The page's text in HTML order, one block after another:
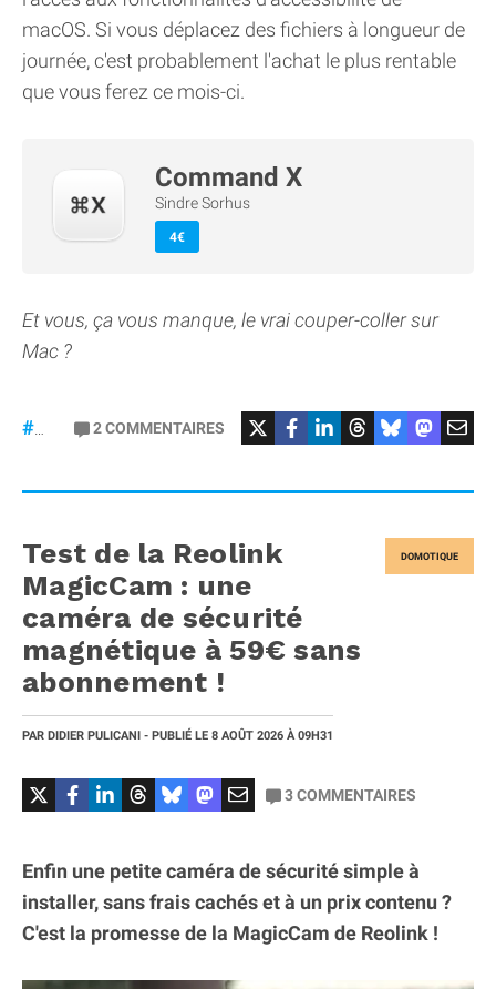
macOS. Si vous déplacez des fichiers à longueur de
journée, c'est probablement l'achat le plus rentable
que vous ferez ce mois-ci.
Command X
Sindre Sorhus
4€
Et vous, ça vous manque, le vrai couper-coller sur
Mac ?
#macOS 2COMMENTAIRES
DOMOTIQUE
Test de la Reolink
MagicCam : une
caméra de sécurité
magnétique à 59€ sans
abonnement !
PAR DIDIER PULICANI - PUBLIÉ LE 8 AOÛT 2026 À 09H31
3COMMENTAIRES
Enfin une petite caméra de sécurité simple à
installer, sans frais cachés et à un prix contenu ?
C'est la promesse de la MagicCam de Reolink !